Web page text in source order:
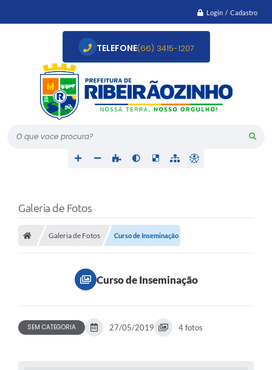
Login / Cadastro
O que voce procura?
TELEFONE(66) 3415-1207
Galeria de Fotos
Galeria de Fotos Curso de Inseminação
Curso de Inseminação
SEM CATEGORIA 27/05/2019 4 fotos